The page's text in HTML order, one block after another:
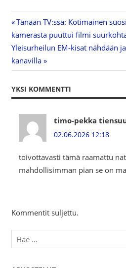
Artikkelien
selaus
Previous
Post:
Tänään TV:ssä: Kotimainen
kamerasta puuttui filmi
Next
Post:
Yleisurheilun EM-kisat nähdään
kanavilla
YKSI KOMMENTTI
timo-pekka
02.06.2026 12:18
toivottavasti tämä raamattu
mahdollisimman pian se on
Kommentit suljettu.